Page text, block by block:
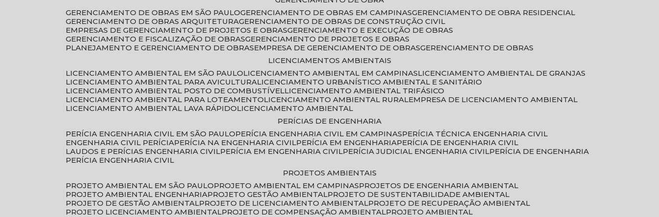
GERENCIAMENTO DE OBRAS EM SÃO PAULO
GERENCIAMENTO DE OBRAS EM CAMPINAS
GERENCIAMENTO DE OBRA RESIDENCIAL
GERENCIAMENTO DE OBRAS ARQUITETURA
GERENCIAMENTO DE OBRAS DE CONSTRUÇÃO CIVIL
EMPRESAS DE GERENCIAMENTO DE PROJETOS E OBRAS
GERENCIAMENTO E EXECUÇÃO DE OBRAS
GERENCIAMENTO E FISCALIZAÇÃO DE OBRAS
GERENCIAMENTO DE PROJETOS E OBRAS
PLANEJAMENTO E GERENCIAMENTO DE OBRAS
EMPRESA DE GERENCIAMENTO DE OBRAS
GERENCIAMENTO DE OBRAS
LICENCIAMENTOS AMBIENTAIS
LICENCIAMENTO AMBIENTAL EM SÃO PAULO LICENCIAMENTO AMBIENTAL EM CAMPINAS LICENCIAMENTO AMBIENTAL DE GRANJAS
LICENCIAMENTO AMBIENTAL PARA AVICULTURA LICENCIAMENTO URBANÍSTICO AMBIENTAL E SANITÁRIO
LICENCIAMENTO AMBIENTAL POSTO DE COMBUSTÍVEL LICENCIAMENTO AMBIENTAL TRIFÁSICO
LICENCIAMENTO AMBIENTAL PARA LOTEAMENTO LICENCIAMENTO AMBIENTAL RURAL EMPRESA DE LICENCIAMENTO AMBIENTAL
LICENCIAMENTO AMBIENTAL LAVA RÁPIDO LICENCIAMENTO AMBIENTAL
PERÍCIAS DE ENGENHARIA
PERÍCIA ENGENHARIA CIVIL EM SÃO PAULO
PERÍCIA ENGENHARIA CIVIL EM CAMPINAS
PERÍCIA TÉCNICA ENGENHARIA CIVIL
ENGENHARIA CIVIL PERÍCIA
PERÍCIA NA ENGENHARIA CIVIL PERÍCIA EM ENGENHARIA
PERÍCIA DE ENGENHARIA CIVIL
LAUDOS E PERÍCIAS ENGENHARIA CIVIL
PERÍCIA EM ENGENHARIA CIVIL PERÍCIA JUDICIAL ENGENHARIA CIVIL
PERÍCIA DE ENGENHARIA
PERÍCIA ENGENHARIA CIVIL
PROJETOS AMBIENTAIS
PROJETO AMBIENTAL EM SÃO PAULO
PROJETO AMBIENTAL EM CAMPINAS
PROJETOS DE ENGENHARIA AMBIENTAL
PROJETO AMBIENTAL ENGENHARIA
PROJETO GESTÃO AMBIENTAL
PROJETO DE SUSTENTABILIDADE AMBIENTAL
PROJETO DE GESTÃO AMBIENTAL
PROJETO DE LICENCIAMENTO AMBIENTAL
PROJETO DE RECUPERAÇÃO AMBIENTAL
PROJETO LICENCIAMENTO AMBIENTAL
PROJETO DE COMPENSAÇÃO AMBIENTAL
PROJETO AMBIENTAL